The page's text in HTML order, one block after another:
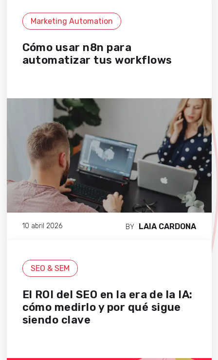
Marketing Automation
Cómo usar n8n para
automatizar tus workflows
10 abril 2026 BY LAIA CARDONA
SEO & SEM
El ROI del SEO en la era de la IA:
cómo medirlo y por qué sigue
siendo clave